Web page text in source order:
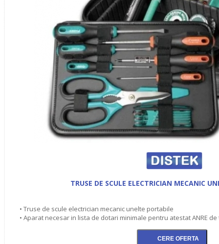
TRUSE DE SCULE ELECTRICIAN MECANIC
• Truse de scule electrician mecanic unelte portabile
• Aparat necesar in lista de dotari minimale pentru atestat ANRE de